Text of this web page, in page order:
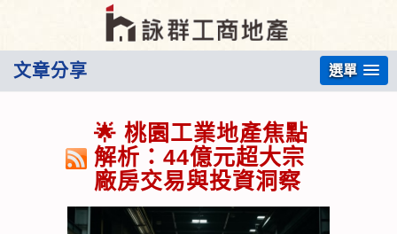
文章分享 選單
🌟 桃園工業地產焦點
解析：44億元超大宗
廠房交易與投資洞察